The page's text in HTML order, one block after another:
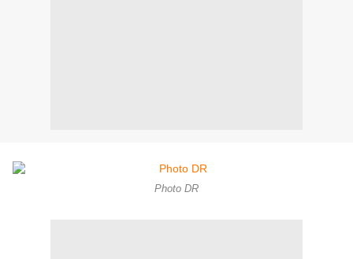
Photo DR